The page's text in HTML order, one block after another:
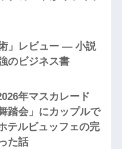
」レビュー — 小説
のビジネス書
年マスカレード
踏会」にカップルで
テルビュッフェの完
た話